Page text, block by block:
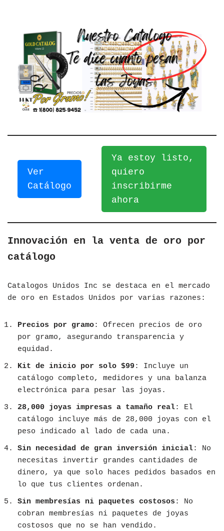
Ver
Catálogo
Ya estoy listo,
quiero
inscribirme
ahora
Innovación en la venta de oro por
catálogo
Catalogos Unidos Inc se destaca en el mercado
de oro en Estados Unidos por varias razones:
Precios por gramo: Ofrecen precios de oro
por gramo, asegurando transparencia y
equidad.
Kit de inicio por solo $99 : Incluye un
catálogo completo, medidores y una balanza
electrónica para pesar las joyas.
28,000 joyas impresas a tamaño real: El
catálogo incluye más de 28,000 joyas con el
peso indicado al lado de cada una.
Sin necesidad de gran inversión inicial: No
necesitas invertir grandes cantidades de
dinero, ya que solo haces pedidos basados en
lo que tus clientes ordenan.
Sin membresías ni paquetes costosos : No
cobran membresías ni paquetes de joyas
costosos que no se han vendido.